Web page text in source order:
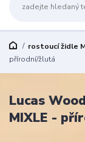
rostoucí židle
přírodní/žlutá
Lucas
MIXLE -